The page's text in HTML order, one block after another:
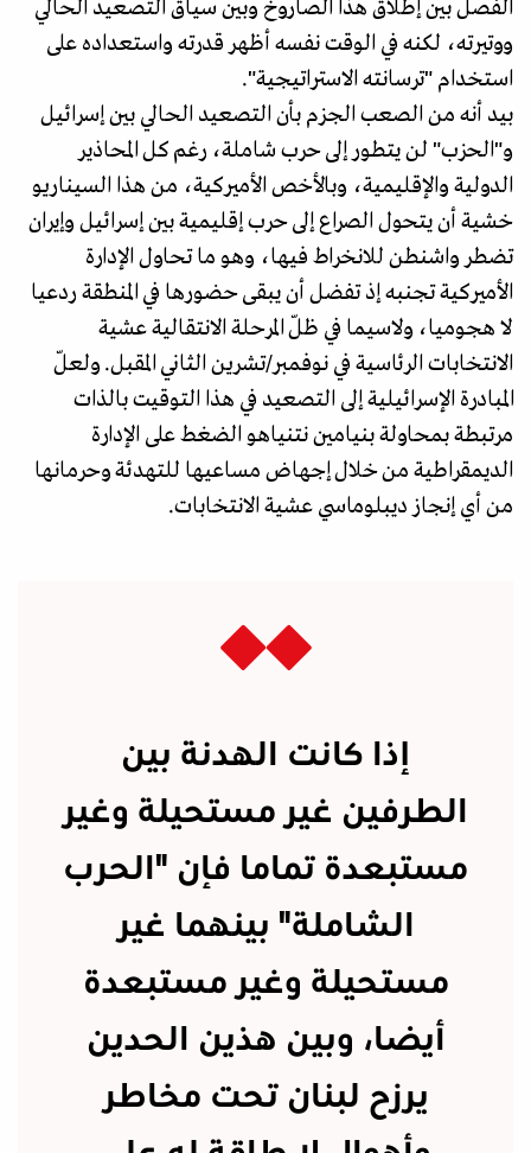
الفصل بين إطلاق هذا الصاروخ وبين سياق التصعيد الحالي
ووتيرته، لكنه في الوقت نفسه أظهر قدرته واستعداده على
استخدام "ترسانته الاستراتيجية".
بيد أنه من الصعب الجزم بأن التصعيد الحالي بين إسرائيل
و"الحزب" لن يتطور إلى حرب شاملة، رغم كل المحاذير
الدولية والإقليمية، وبالأخص الأميركية، من هذا السيناريو
خشية أن يتحول الصراع إلى حرب إقليمية بين إسرائيل وإيران
تضطر واشنطن للانخراط فيها، وهو ما تحاول الإدارة
الأميركية تجنبه إذ تفضل أن يبقى حضورها في المنطقة ردعيا
لا هجوميا، ولاسيما في ظلّ المرحلة الانتقالية عشية
الانتخابات الرئاسية في نوفمبر/تشرين الثاني المقبل. ولعلّ
المبادرة الإسرائيلية إلى التصعيد في هذا التوقيت بالذات
مرتبطة بمحاولة بنيامين نتنياهو الضغط على الإدارة
الديمقراطية من خلال إجهاض مساعيها للتهدئة وحرمانها
من أي إنجاز ديبلوماسي عشية الانتخابات.
إذا كانت الهدنة بين
الطرفين غير مستحيلة وغير
مستبعدة تماما فإن "الحرب
الشاملة" بينهما غير
مستحيلة وغير مستبعدة
أيضا، وبين هذين الحدين
يرزح لبنان تحت مخاطر